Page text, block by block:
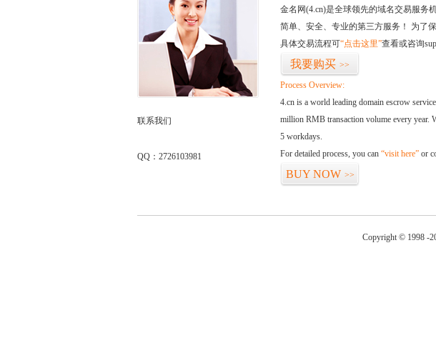
联系我们
QQ：2726103981
金名网(4.cn)是全球领先的域名交易服务
简单、安全、专业的第三方服务！ 为了
具体交易流程可“点击这里”查看或咨询
我要购买 >>
Process Overview:
4.cn is a world leading domain escrow
million RMB transaction volume every year.
5 workdays.
For detailed process, you can “visit here” or
BUY NOW >>
Copyright © 1998 -